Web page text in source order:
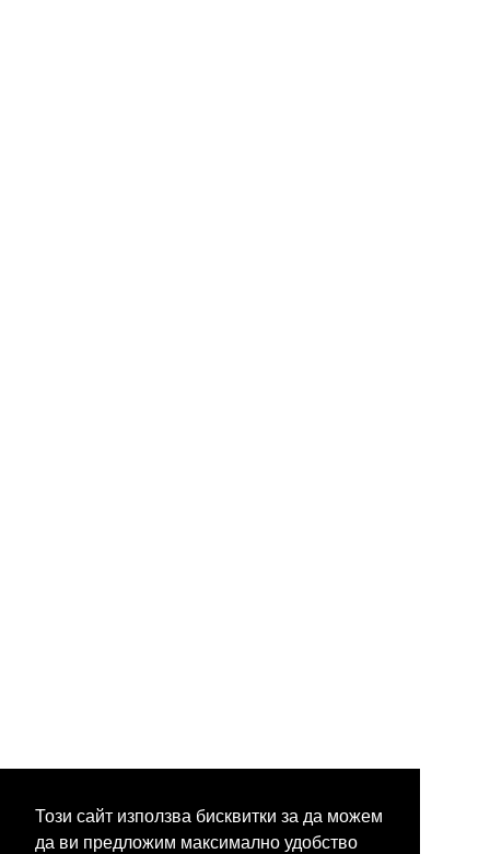
Този сайт използва бисквитки за да можем
да ви предложим максимално удобство